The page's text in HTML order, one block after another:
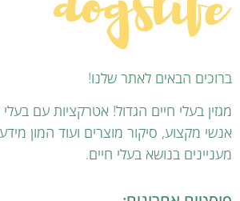
ברוכים הבאים לאתר שלנו!
מגזין בעלי חיים הגדול! אטרקציות עם
אנשי מקצוע, סיקור מוצרים ועוד המון
מעניינים בנושא בעלי חיים.